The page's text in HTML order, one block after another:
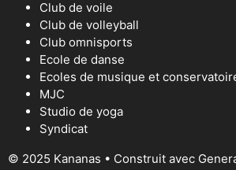
Club de voile
Club de volleyball
Club omnisports
Ecole de danse
Ecoles de musique et
MJC
Studio de yoga
Syndicat
© 2025 Kananas • Construit avec